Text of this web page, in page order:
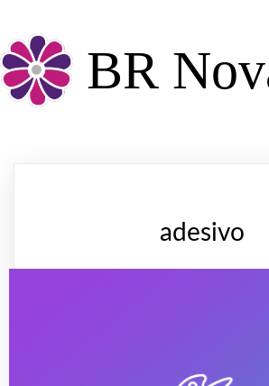
BR
adesivo